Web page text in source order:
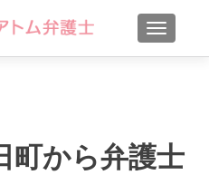
町から弁護士